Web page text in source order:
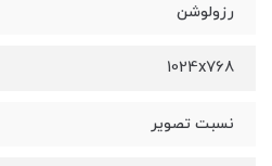
رزولوشن
1024x768
نسبت تصویر